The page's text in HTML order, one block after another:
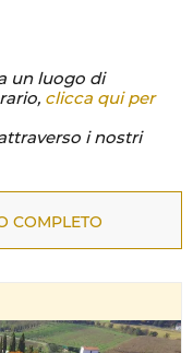
un luogo di
clicca qui per
i nostri
COMPLETO